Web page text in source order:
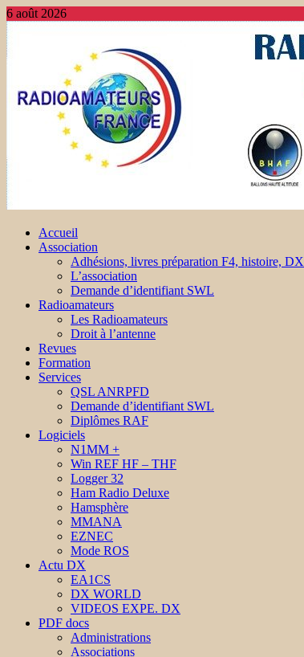
6 août 2026
Accueil
Association
Adhésions, livres préparation F4, histoire,
L’association
Demande d’identifiant SWL
Radioamateurs
Les Radioamateurs
Droit à l’antenne
Revues
Formation
Services
QSL ANRPFD
Demande d’identifiant SWL
Diplômes RAF
Logiciels
N1MM +
Win REF HF – THF
Logger 32
Ham Radio Deluxe
Hamsphère
MMANA
EZNEC
Mode ROS
Actu DX
EA1CS
DX WORLD
VIDEOS EXPE. DX
PDF docs
Administrations
Associations